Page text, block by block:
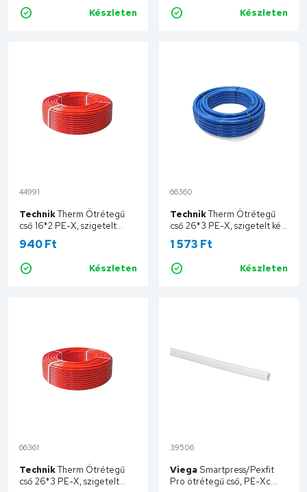
Készleten
Kosárba
Készleten
Kosárba
44991
TechnikTherm Ötrétegű
cső 16*2 PE-X, szigetelt
piros, 50 fm/tekercs TT16X2-
50-IPLR
940 Ft
Készleten
Kosárba
66360
TechnikTherm Ötrétegű
cső 26*3 PE-X, szigetelt kék,
50 fm/tekercs TT26X3-50-
IPLB
1 573 Ft
Készleten
Kosárba
66361
TechnikTherm Ötrétegű
cső 26*3 PE-X, szigetelt
39506
Viega Smartpress/Pexfit
Pro ötrétegű cső, PE-Xc